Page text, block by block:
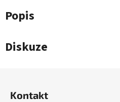
Popis
Diskuze
Kontakt